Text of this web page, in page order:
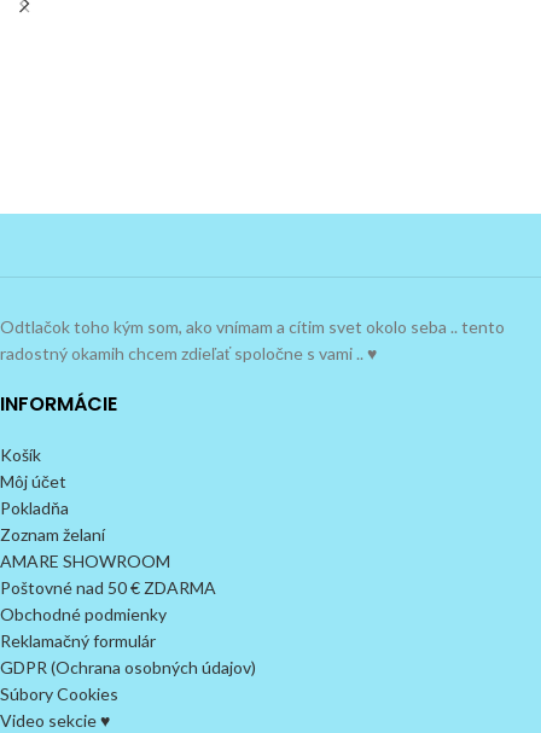
Odtlačok toho kým som, ako vnímam a cítim svet okolo seba .. tento
radostný okamih chcem zdieľať spoločne s vami .. ♥
INFORMÁCIE
Košík
Môj účet
Pokladňa
Zoznam želaní
AMARE SHOWROOM
Poštovné nad 50 € ZDARMA
Obchodné podmienky
Reklamačný formulár
GDPR (Ochrana osobných údajov)
Súbory Cookies
Video sekcie ♥